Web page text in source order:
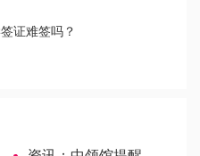
证难签吗？